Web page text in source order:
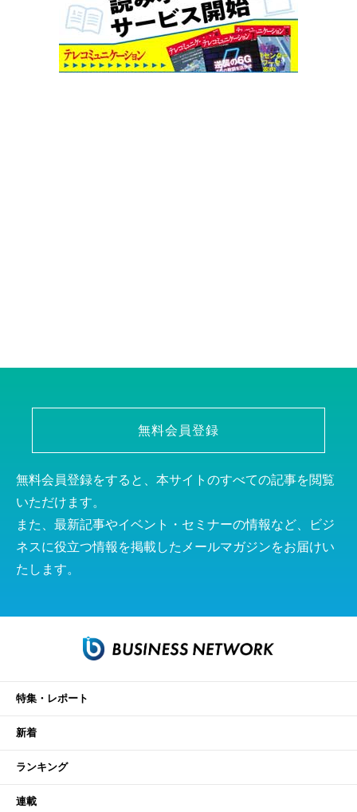
無料会員登録
無料会員登録をすると、本サイトのすべての記事を閲覧
いただけます。
また、最新記事やイベント・セミナーの情報など、ビジ
ネスに役立つ情報を掲載したメールマガジンをお届けい
たします。
特集・レポート
新着
ランキング
連載